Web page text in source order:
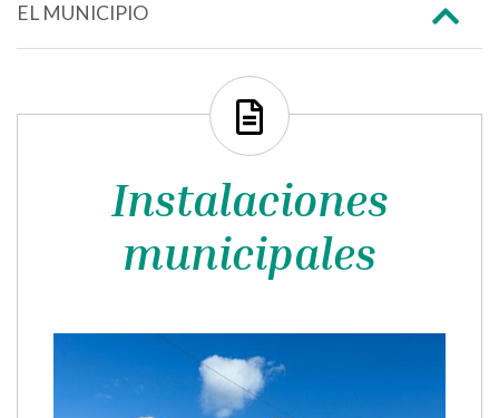
EL MUNICIPIO
Instalaciones
municipales